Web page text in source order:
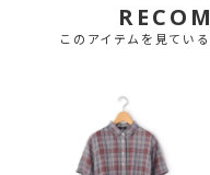
このアイテムを見てい